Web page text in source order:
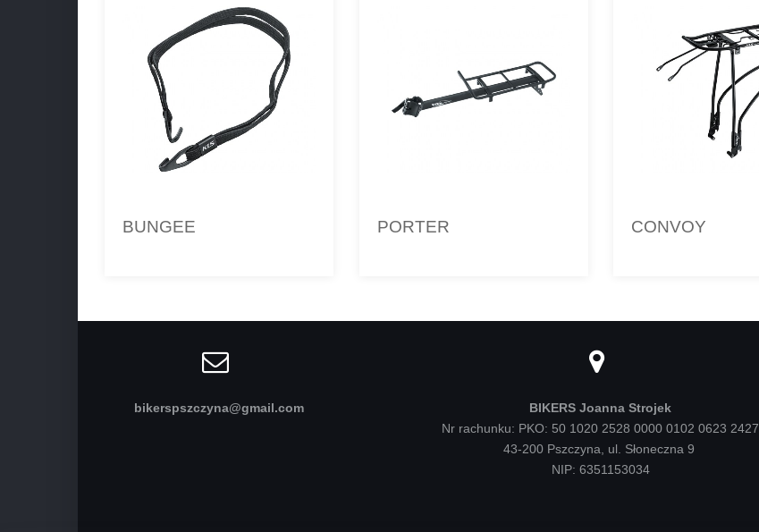
BUNGEE PORTER CONVOY
bikerspszczyna@gmail.com
BIKERS Joanna Strojek
Nr rachunku: PKO: 50 1020 2528 0000 0102 0623 2427
43-200 Pszczyna, ul. Słoneczna 9
NIP: 6351153034